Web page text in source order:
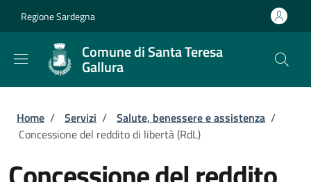
Regione Sardegna
Comune di Santa Teresa
Gallura
Briciole di pane
Home / Servizi / Salute, benessere e assistenza /
Concessione del reddito di libertà (RdL)